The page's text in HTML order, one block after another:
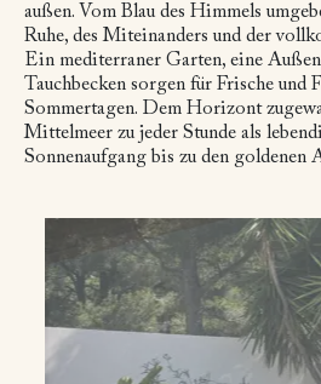
außen. Vom Blau des Himmels
Ruhe, des Miteinanders und der
Ein mediterraner Garten, eine
Tauchbecken sorgen für Frische und
Sommertagen. Dem Horizont
Mittelmeer zu jeder Stunde als
Sonnenaufgang bis zu den goldenen